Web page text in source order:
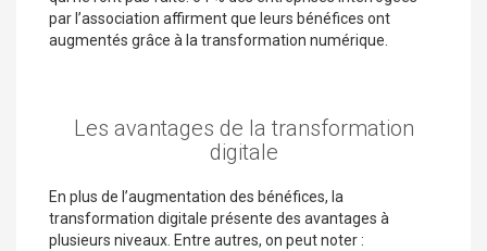
par l’association affirment que leurs bénéfices ont
augmentés grâce à la transformation numérique.
Les avantages de la transformation
digitale
En plus de l’augmentation des bénéfices, la
transformation digitale présente des avantages à
plusieurs niveaux. Entre autres, on peut noter :